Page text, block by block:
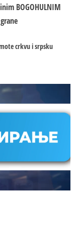
BOGOHULNIM
crkvu i srpsku